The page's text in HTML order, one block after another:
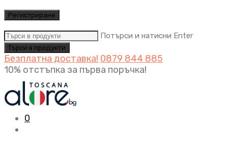
Регистриране
Потърси и натисни Enter
Безплатна доставка! 0879 844 885
10% отстъпка за първа поръчка!
0